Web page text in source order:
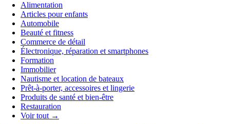
Alimentation
Articles pour enfants
Automobile
Beauté et fitness
Commerce de détail
Électronique, réparation et smartphones
Formation
Immobilier
Nautisme et location de bateaux
Prêt-à-porter, accessoires et lingerie
Produits de santé et bien-être
Restauration
Voir tout →